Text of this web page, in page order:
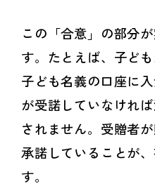
この「合意」の部分
す。たとえば、子ど
子ども名義の口座に
が受諾していなけれ
されません。受贈者
承諾していることが
す。